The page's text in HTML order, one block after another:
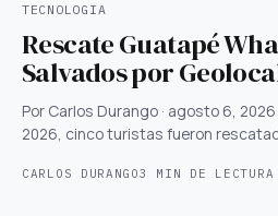
TECNOLOGIA
Rescate Guatapé
Salvados por
Por Carlos Durango · agosto 6,
2026, cinco turistas fueron
CARLOS DURANGO3 MIN DE LECTURA